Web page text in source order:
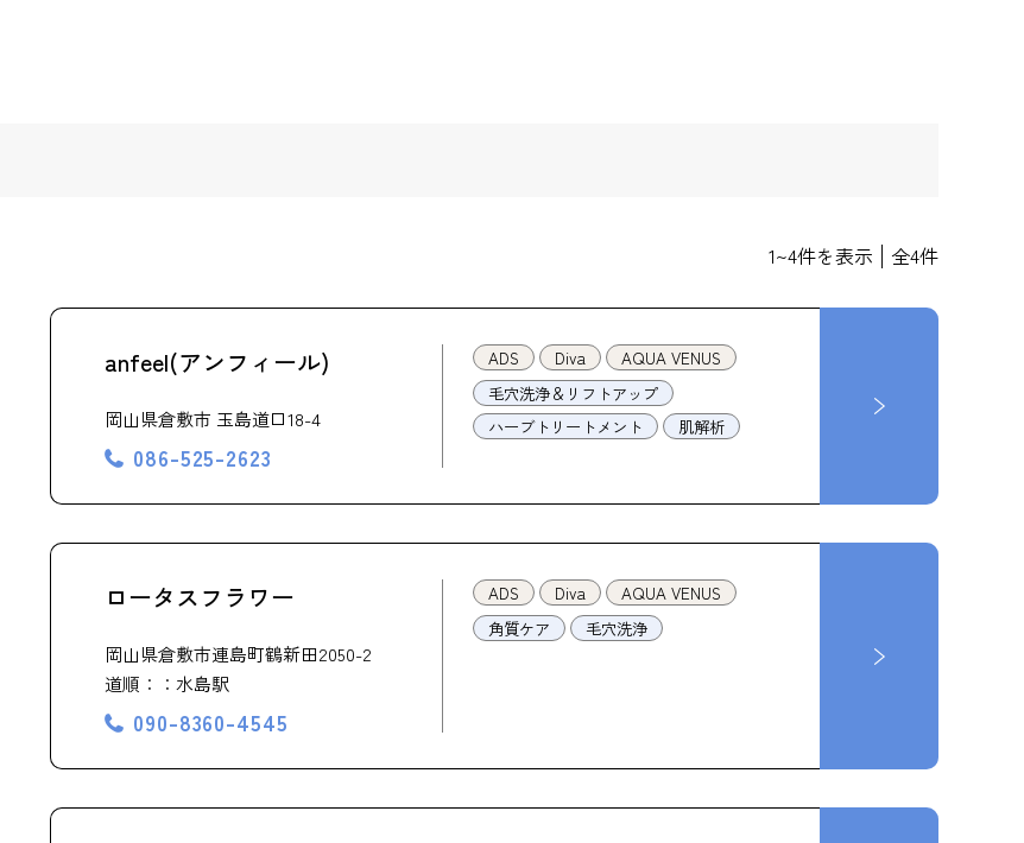
1~4件を表示 全4件
anfeel(アンフィール)
岡山県倉敷市 玉島道口18-4
086-525-2623
ADS Diva
AQUA VENUS
毛穴洗浄＆リフトアップ
ハーブトリートメント
肌解析
ロータスフラワー
岡山県倉敷市連島町鶴新田2050-2
道順：：水島駅
090-8360-4545
ADS Diva
AQUA VENUS
角質ケア
毛穴洗浄